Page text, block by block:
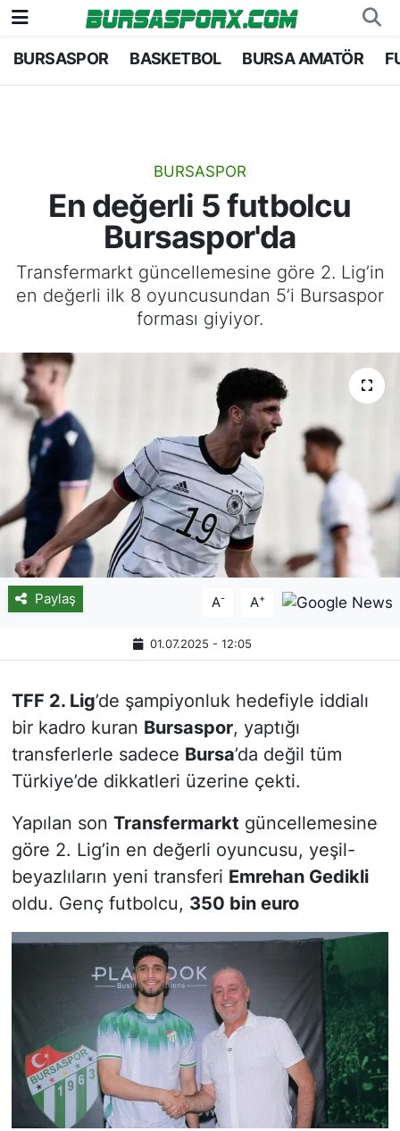
BURSASPOR BASKETBOL BURSA AMATÖR
BURSASPOR
En değerli 5 futbolcu
Bursaspor'da
Transfermarkt güncellemesine göre 2. Lig’in
en değerli ilk 8 oyuncusundan 5’i Bursaspor
forması giyiyor.
Paylaş A- A+
01.07.2025 - 12:05
TFF 2. Lig’de şampiyonluk hedefiyle iddialı
bir kadro kuran Bursaspor, yaptığı
transferlerle sadece Bursa’da değil tüm
Türkiye’de dikkatleri üzerine çekti.
Yapılan son Transfermarkt güncellemesine
göre 2. Lig’in en değerli oyuncusu, yeşil-
beyazlıların yeni transferi Emrehan Gedikli
oldu. Genç futbolcu, 350 bin euro
Bursaspor
Bursa Amatör
Hentbol
Voleybol
Bursa Nöbetçi Eczaneler
Bursa Trafik Yoğunluk Haritası
TFF 1.Lig Puan Durumu ve Fikstür
Tüm Manşetler
Haber Arşivi